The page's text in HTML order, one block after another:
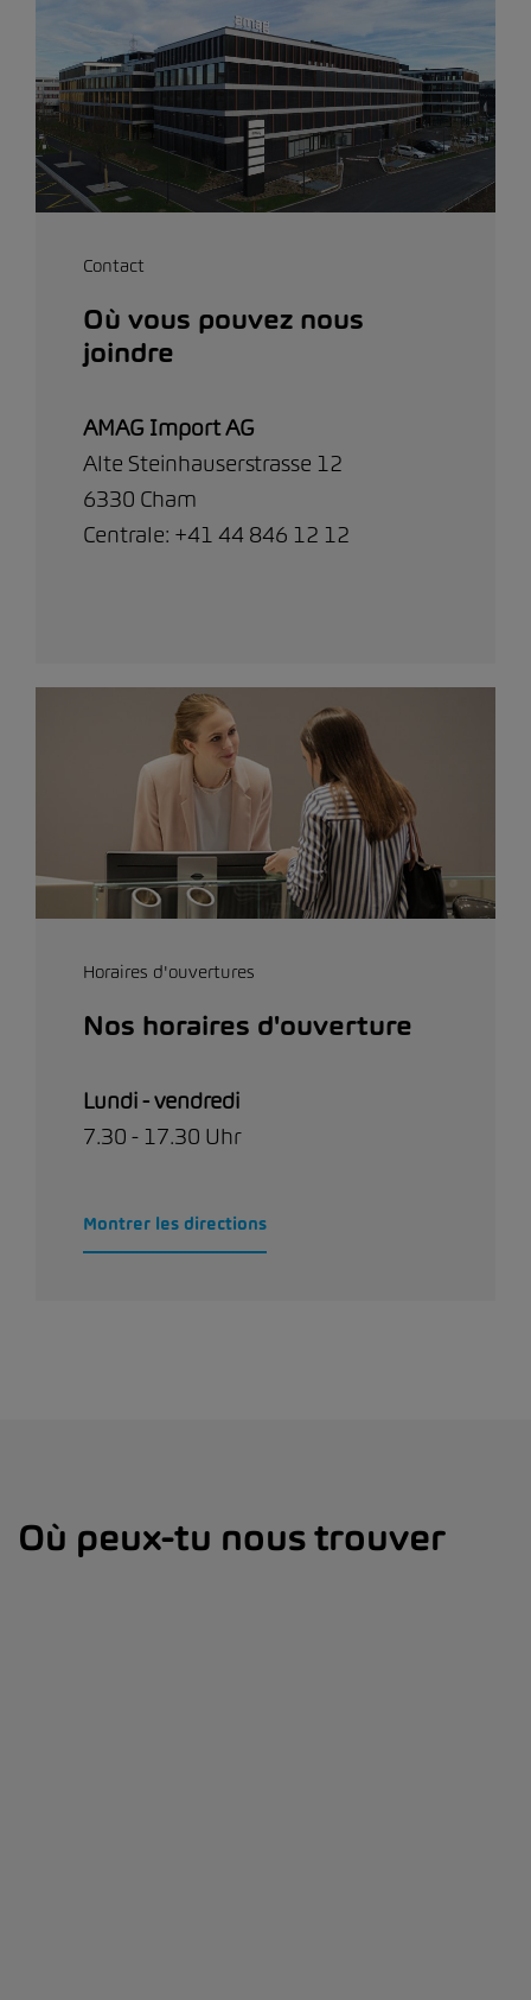
Contact
Où vous pouvez nous
joindre
AMAG Import AG
Alte Steinhauserstrasse 12
6330 Cham
Centrale: +41 44 846 12 12
Horaires d'ouvertures
Nos horaires d'ouverture
Lundi - vendredi
7.30 - 17.30 Uhr
Montrer les directions
Où peux-tu nous trouver